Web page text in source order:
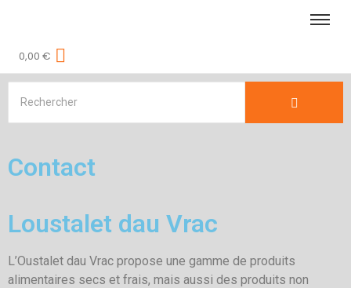
0,00€
Contact
Loustalet dau Vrac
L’Oustalet dau Vrac propose une gamme de produits
alimentaires secs et frais, mais aussi des produits non